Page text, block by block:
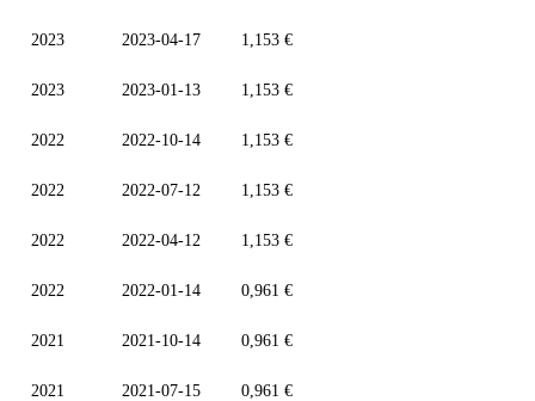
2023 2023-04-17 1,153 €
2023 2023-01-13 1,153 €
2022 2022-10-14 1,153 €
2022 2022-07-12 1,153 €
2022 2022-04-12 1,153 €
2022 2022-01-14 0,961 €
2021 2021-10-14 0,961 €
2021 2021-07-15 0,961 €